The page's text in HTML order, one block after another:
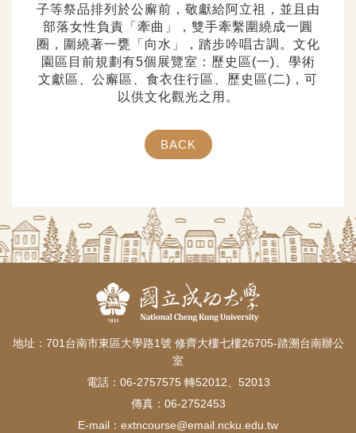
子等祭品排列於公廨前，敬獻給阿立祖，並且由
部落女性負責「牽曲」，雙手牽繫圍繞成一圓
圈，圍繞著一甕「向水」，踏步吟唱古調。文化
園區目前規劃有5個展覽室：歷史區(一)、學術
文獻區、公廨區、食衣住行區、歷史區(二)，可
以供文化觀光之用。
BACK
地址：701台南市東區大學路1號 修齊大樓七樓26705-踏溯台南辦公
室
電話：06-2757575 轉52012、52013
傳真：06-2752453
E-mail： extncourse@email.ncku.edu.tw